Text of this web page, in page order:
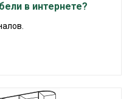
в интернете?